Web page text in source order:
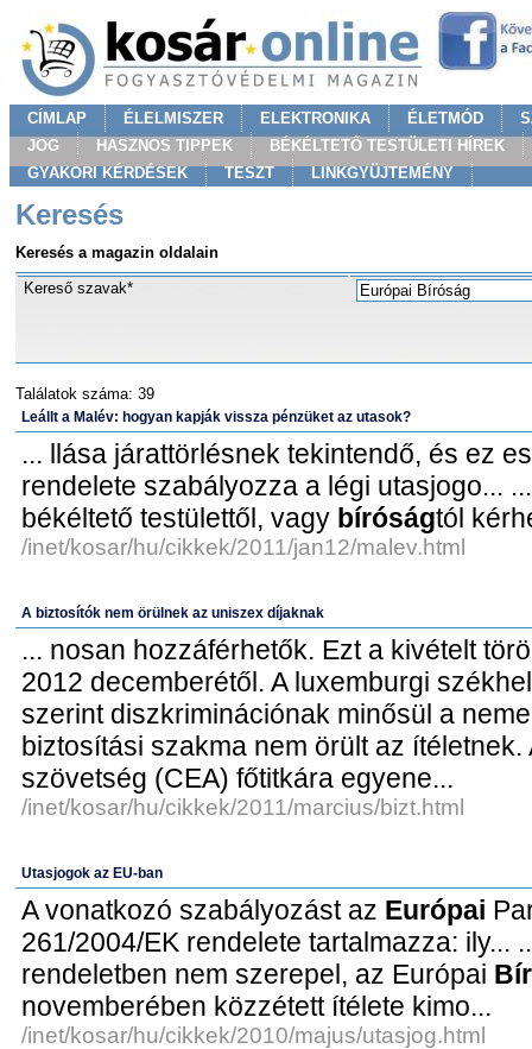
CÍMLAP ÉLELMISZER ELEKTRONIKA ÉLETMÓD
JOG
HASZNOS TIPPEK
BÉKÉLTETŐ TESTÜLETI HÍREK
GYAKORI KÉRDÉSEK
TESZT LINKGYÜJTEMÉNY
Keresés
Keresés a magazin oldalain
Kereső szavak*
Találatok száma: 39
Leállt a Malév: hogyan kapják vissza pénzüket az utasok?
... llása járattörlésnek tekintendő, és ez
rendelete szabályozza a légi utasjogo...
békéltető testülettől, vagy bíróságtól
/inet/kosar/hu/cikkek/2011/jan12/malev.html
A biztosítók nem örülnek az uniszex díjaknak
... nosan hozzáférhetők. Ezt a kivételt
2012 decemberétől. A luxemburgi
szerint diszkriminációnak minősül a
biztosítási szakma nem örült az
szövetség (CEA) főtitkára egyene...
/inet/kosar/hu/cikkek/2011/marcius/bizt.html
Utasjogok az EU-ban
A vonatkozó szabályozást az Európai
261/2004/EK rendelete tartalmazza: ily...
rendeletben nem szerepel, az Európai
novemberében közzétett ítélete kimo...
/inet/kosar/hu/cikkek/2010/majus/utasjog.html